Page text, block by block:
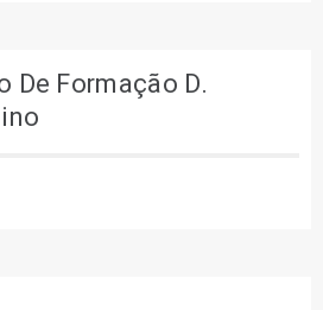
De Formação D.